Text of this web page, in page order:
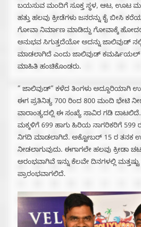
ಬಯಸುವ ಮಂದಿಗೆ ಸೂಕ್ತ ಸ್ಥಳ, ಆಟ, ಊಟ
ಹತ್ತು ಹಲವು ಕ್ರೀಡೆಗಳು ಜನರನ್ನು ಕೈ ಬೀಸಿ
ಗೋವಾ ನಿರ್ಮಾಣ ಮಾಡಿದ್ದು ಗೋವಾಕ್ಕೆ
ಅನುಭವ ಸಿಗುತ್ತದೆಯೋ ಅದನ್ನು ಜಾಲಿವುಡ್
ಮಾಡಲಾಗಿದೆ ಎಂದು ಜಾಲಿವುಡ್
ಮಾಹಿತಿ ಹಂಚಿಕೊಂಡರು.
” ಜಾಲಿವುಡ್” ಕಳೆದ ತಿಂಗಳು ಅದ್ದೂರಿಯಾಗಿ
ಈಗ ಪ್ರತಿನಿತ್ಯ 700 ರಿಂದ 800 ಮಂದಿ ಭೇಟಿ
ವಾರಾಂತ್ಯದಲ್ಲಿ ಈ ಸಂಖ್ಯೆ ಸಾವಿರ ಗಡಿ
ಮಕ್ಕಳಿಗೆ 699 ಹಾಗು ಹಿರಿಯ ನಾಗರಿಕರಿಗೆ 599
ನಿಗದಿ ಮಾಡಲಾಗಿದೆ. ಅಕ್ಟೋಬರ್ 15 ರ ತನಕ
ನೀಡಲಾಗುವುದು. ಈಗಾಗಲೇ ಹಲವು ಕ್ರೀಡಾ
ಅರಂಭವಾಗಿವೆ ಇನ್ನು ಕೆಲವೇ ದಿನಗಳಲ್ಲಿ ಮತ್ತಷ್ಟು
ಪ್ರಾರಂಭವಾಗಲಿದೆ.